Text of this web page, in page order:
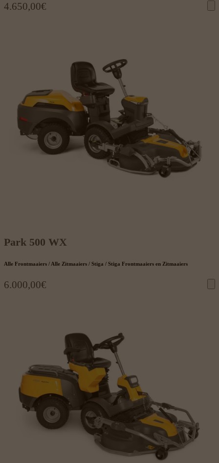
4.650,00€
Park 500 WX
Alle Frontmaaiers / Alle Zitmaaiers / Stiga / Stiga Frontmaaiers en Zitmaaiers
6.000,00€